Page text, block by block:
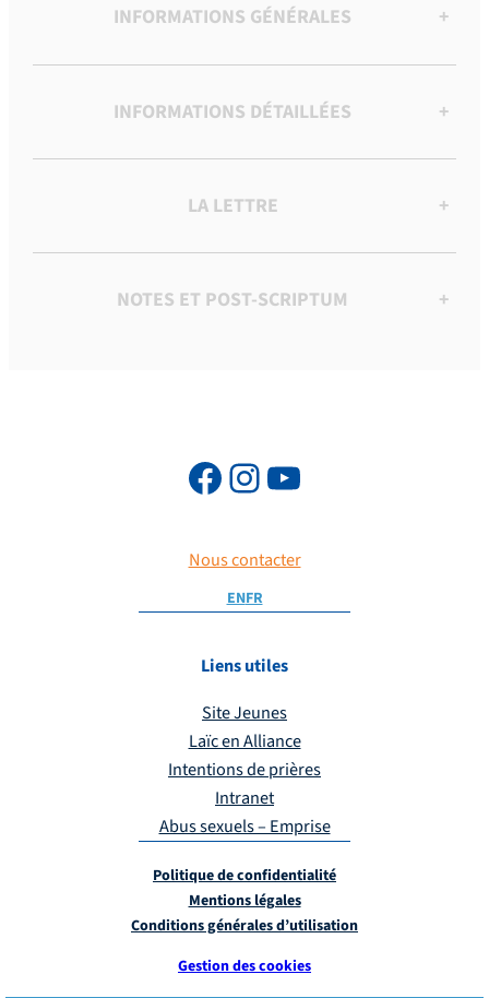
INFORMATIONS GÉNÉRALES +
INFORMATIONS DÉTAILLÉES +
LA LETTRE +
NOTES ET POST-SCRIPTUM +
Nous contacter
ENFR
Liens utiles
Site Jeunes
Laïc en Alliance
Intentions de prières
Intranet
Abus sexuels – Emprise
Politique de confidentialité
Mentions légales
Conditions générales d’utilisation
Gestion des cookies